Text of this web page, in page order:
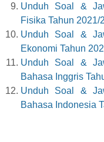
Unduh Soal &
Fisika Tahun 2021/
Unduh Soal &
Ekonomi Tahun
Unduh Soal &
Bahasa Inggris
Unduh Soal &
Bahasa Indonesia